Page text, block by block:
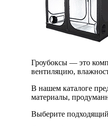
Гроубоксы — это
вентиляцию,
В нашем каталоге
материалы,
Выберите